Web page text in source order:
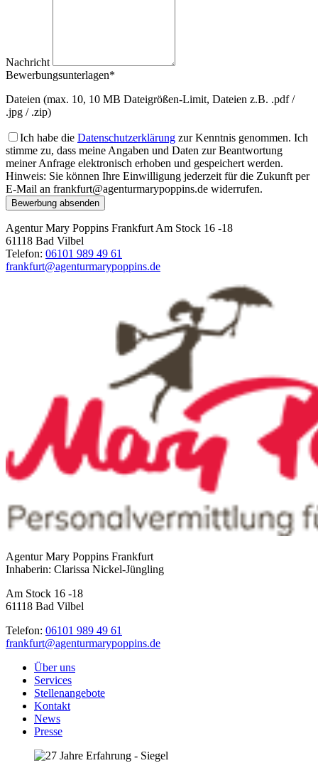
Nachricht
Bewerbungsunterlagen*
Dateien (max. 10, 10 MB Dateigrößen-Limit, Dateien z.B. .pdf /
.jpg / .zip)
Ich habe die Datenschutzerklärung zur Kenntnis genommen. Ich
stimme zu, dass meine Angaben und Daten zur Beantwortung
meiner Anfrage elektronisch erhoben und gespeichert werden.
Hinweis: Sie können Ihre Einwilligung jederzeit für die Zukunft per
E-Mail an frankfurt@agenturmarypoppins.de widerrufen.
Bewerbung absenden
Agentur Mary Poppins Frankfurt Am Stock 16 -18
61118 Bad Vilbel
Telefon: 06101 989 49 61
frankfurt@agenturmarypoppins.de
Agentur Mary Poppins Frankfurt
Inhaberin: Clarissa Nickel-Jüngling
Am Stock 16 -18
61118 Bad Vilbel
Telefon: 06101 989 49 61
frankfurt@agenturmarypoppins.de
Über uns
Services
Stellenangebote
Kontakt
News
Presse